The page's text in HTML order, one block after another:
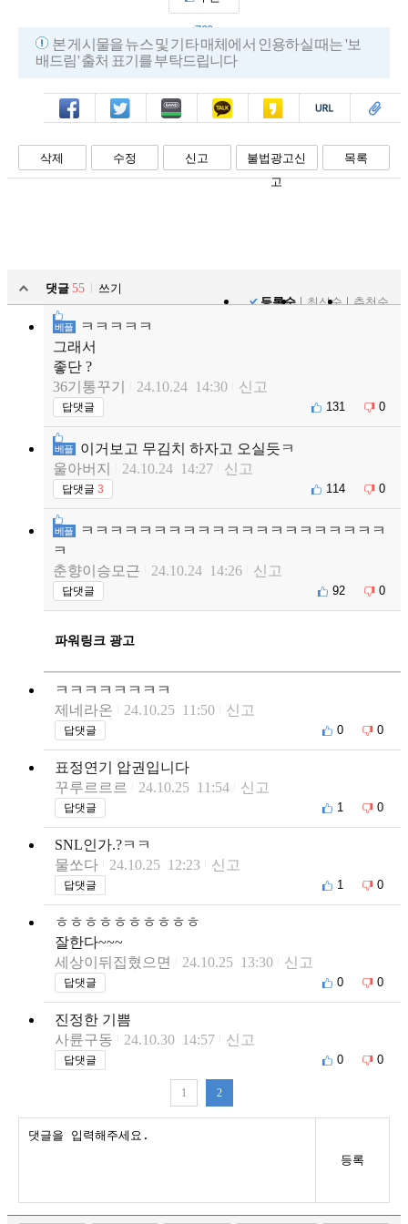
700
본 게시물을 뉴스 및 기타 매체에서 인용하실 때는 '보
배드림' 출처 표기를 부탁드립니다
페북 트윗 밴드 카톡 카스 복사 스크랩
삭제 수정 신고
불법광고신
고
목록
댓글 55
쓰기
등록순
최신순 추천순
베플
ㅋㅋㅋㅋㅋ
그래서
좋단 ?
36기통꾸기
24.10.24 14:30 신고
답댓글 131 0
베플
이거보고 무김치 하자고 오실듯ㅋ
울아버지
24.10.24 14:27 신고
답댓글 3 114 0
베플
ㅋㅋㅋㅋㅋㅋㅋㅋㅋㅋㅋㅋㅋㅋㅋㅋㅋㅋㅋㅋㅋ
ㅋ
춘향이승모근
24.10.24 14:26 신고
답댓글 92 0
파워링크 광고
ㅋㅋㅋㅋㅋㅋㅋㅋ
제네라온
24.10.25 11:50 신고
답댓글 0 0
표정연기 압권입니다
꾸루르르르
24.10.25 11:54 신고
답댓글 1 0
SNL인가.?ㅋㅋ
물쏘다
24.10.25 12:23 신고
답댓글 1 0
ㅎㅎㅎㅎㅎㅎㅎㅎㅎㅎ
잘한다~~~
세상이뒤집혔으면
24.10.25 13:30 신고
답댓글 0 0
진정한 기쁨
사륜구동
24.10.30 14:57 신고
답댓글 0 0
1 2
등록